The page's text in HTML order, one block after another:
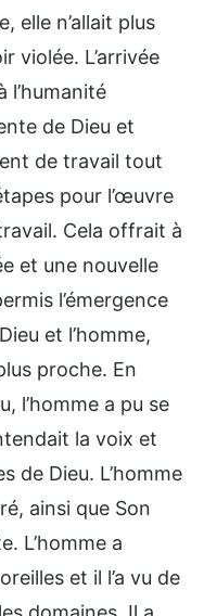
elle n’allait plus
violée. L’arrivée
l’humanité
de Dieu et
de travail tout
pour l’œuvre
Cela offrait à
et une nouvelle
l’émergence
et l’homme,
proche. En
l’homme a pu se
la voix et
de Dieu. L’homme
ainsi que Son
L’homme a
et il l’a vu de